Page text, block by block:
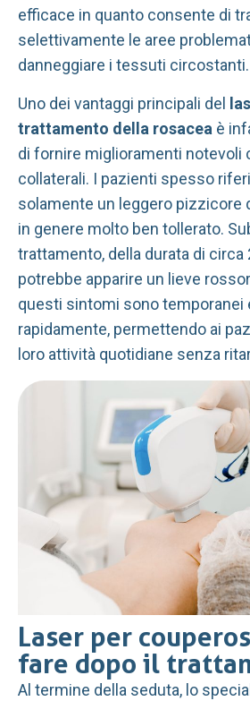
efficace in quanto consente di
selettivamente le aree
danneggiare i tessuti circostanti.
Uno dei vantaggi principali del
trattamento della rosacea è
di fornire miglioramenti
collaterali. I pazienti spesso
solamente un leggero pizzicore
in genere molto ben tollerato.
trattamento, della durata di circa
potrebbe apparire un lieve
questi sintomi sono temporanei
rapidamente, permettendo ai
loro attività quotidiane senza
Laser per
fare dopo il
Al termine della seduta, lo